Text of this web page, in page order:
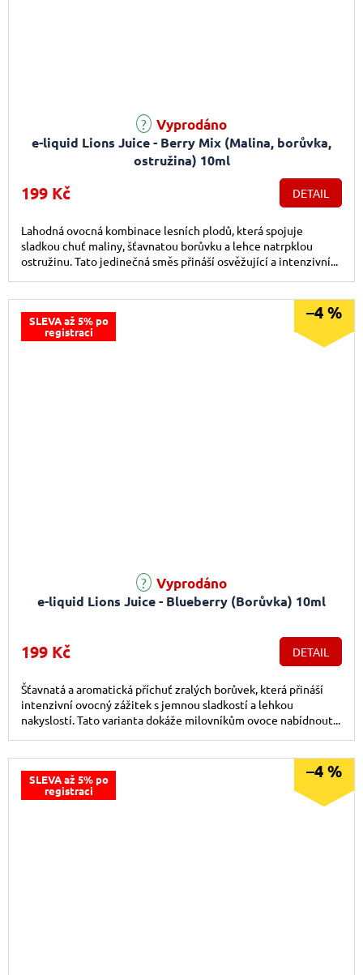
e-liquid Lions Juice - Berry Mix (Malina, borůvka,
ostružina) 10ml
Průměrné hodnocení produktu je 5,0 z 5 hvězdiček.
Vyprodáno
199 Kč DETAIL
Lahodná ovocná kombinace lesních plodů, která spojuje
sladkou chuť maliny, šťavnatou borůvku a lehce natrpklou
ostružinu. Tato jedinečná směs přináší osvěžující a intenzivní...
SLEVA až 5% po
registraci
–4 %
e-liquid Lions Juice - Blueberry (Borůvka) 10ml
Vyprodáno
199 Kč DETAIL
Šťavnatá a aromatická příchuť zralých borůvek, která přináší
intenzivní ovocný zážitek s jemnou sladkostí a lehkou
nakyslostí. Tato varianta dokáže milovníkům ovoce nabídnout...
SLEVA až 5% po
registraci
–4 %